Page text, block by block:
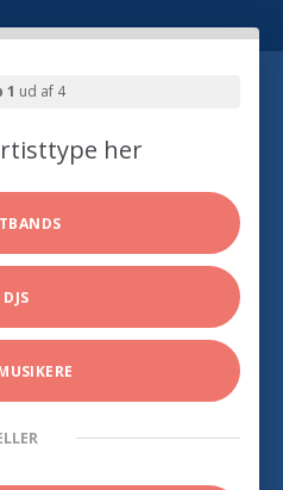
1 ud af 4
her
DJS